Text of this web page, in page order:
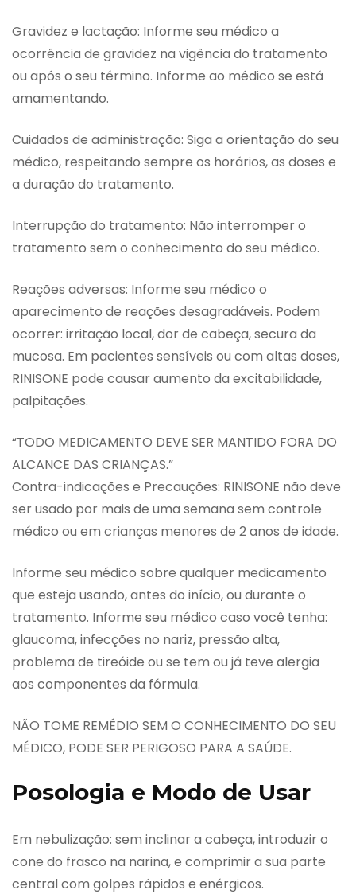
Gravidez e lactação: Informe seu médico a
ocorrência de gravidez na vigência do tratamento
ou após o seu término. Informe ao médico se está
amamentando.
Cuidados de administração: Siga a orientação do seu
médico, respeitando sempre os horários, as doses e
a duração do tratamento.
Interrupção do tratamento: Não interromper o
tratamento sem o conhecimento do seu médico.
Reações adversas: Informe seu médico o
aparecimento de reações desagradáveis. Podem
ocorrer: irritação local, dor de cabeça, secura da
mucosa. Em pacientes sensíveis ou com altas doses,
RINISONE pode causar aumento da excitabilidade,
palpitações.
“TODO MEDICAMENTO DEVE SER MANTIDO FORA DO
ALCANCE DAS CRIANÇAS.”
Contra-indicações e Precauções: RINISONE não deve
ser usado por mais de uma semana sem controle
médico ou em crianças menores de 2 anos de idade.
Informe seu médico sobre qualquer medicamento
que esteja usando, antes do início, ou durante o
tratamento. Informe seu médico caso você tenha:
glaucoma, infecções no nariz, pressão alta,
problema de tireóide ou se tem ou já teve alergia
aos componentes da fórmula.
NÃO TOME REMÉDIO SEM O CONHECIMENTO DO SEU
MÉDICO, PODE SER PERIGOSO PARA A SAÚDE.
Posologia e Modo de Usar
Em nebulização: sem inclinar a cabeça, introduzir o
cone do frasco na narina, e comprimir a sua parte
central com golpes rápidos e enérgicos.